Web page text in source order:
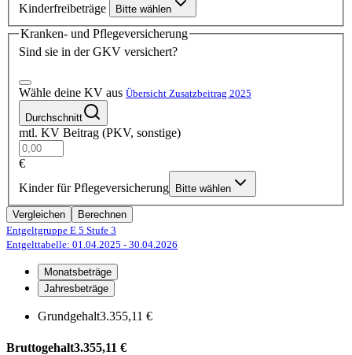
Kinderfreibeträge Bitte wählen
Kranken- und Pflegeversicherung
Sind sie in der GKV versichert?
Wähle deine KV aus Übersicht Zusatzbeitrag 2025
Durchschnitt
mtl. KV Beitrag (PKV, sonstige)
€
Kinder für Pflegeversicherung
Bitte wählen
Vergleichen
Berechnen
Entgeltgruppe E 5 Stufe 3
Entgelttabelle: 01.04.2025 - 30.04.2026
Monatsbeträge
Jahresbeträge
Grundgehalt3.355,11 €
Bruttogehalt3.355,11 €